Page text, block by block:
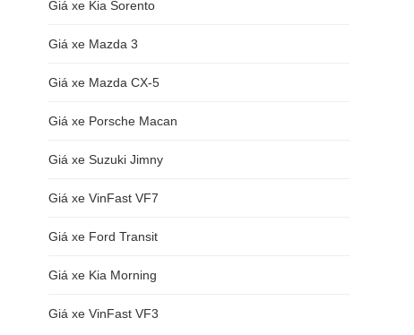
Giá xe Kia Sorento
Giá xe Mazda 3
Giá xe Mazda CX-5
Giá xe Porsche Macan
Giá xe Suzuki Jimny
Giá xe VinFast VF7
Giá xe Ford Transit
Giá xe Kia Morning
Giá xe VinFast VF3